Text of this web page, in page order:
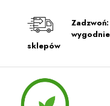
Zadzwoń:
sklepów